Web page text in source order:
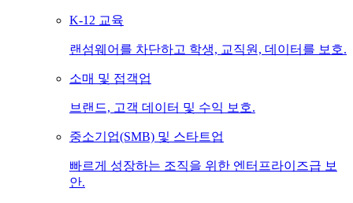
K-12 교육
랜섬웨어를 차단하고 학생, 교직원, 데이터를 보호.
소매 및 접객업
브랜드, 고객 데이터 및 수익 보호.
중소기업(SMB) 및 스타트업
빠르게 성장하는 조직을 위한 엔터프라이즈급 보
안.